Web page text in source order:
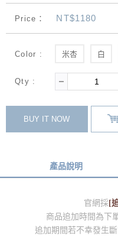
Price： NT$1180
Color : 米杏 白
Qty :
BUY IT NOW
產品說明
官網採 [
商品追加時間為下
追加期間若不幸發生